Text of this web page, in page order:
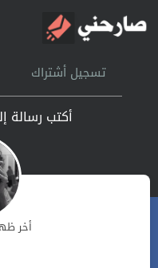
الرئيسيةتسجيل أشتراك
أكتب رسالة
أخر ظهور